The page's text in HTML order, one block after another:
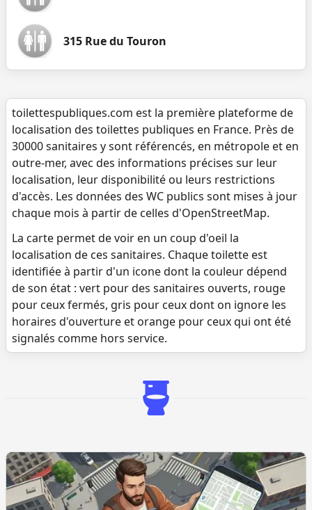
315 Rue du Touron
toilettespubliques.com est la première plateforme de
localisation des toilettes publiques en France. Près de
30000 sanitaires y sont référencés, en métropole et en
outre-mer, avec des informations précises sur leur
localisation, leur disponibilité ou leurs restrictions
d'accès. Les données des WC publics sont mises à jour
chaque mois à partir de celles d'OpenStreetMap.
La carte permet de voir en un coup d'oeil la
localisation de ces sanitaires. Chaque toilette est
identifiée à partir d'un icone dont la couleur dépend
de son état : vert pour des sanitaires ouverts, rouge
pour ceux fermés, gris pour ceux dont on ignore les
horaires d'ouverture et orange pour ceux qui ont été
signalés comme hors service.